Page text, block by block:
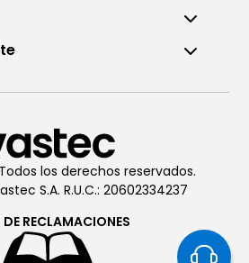
De Lunes a Viernes de 8:00am
a 6:00pm
Chatea conVastec
De Lunes a Viernes de 8:00am
a 6:00pm
los derechos reservados.
S.A. R.U.C.: 20602334237
DE RECLAMACIONES